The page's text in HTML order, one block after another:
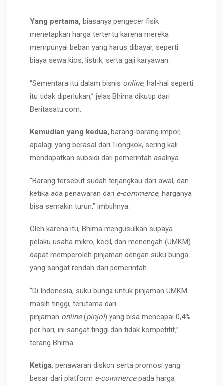
Yang pertama, biasanya pengecer fisik
menetapkan harga tertentu karena mereka
mempunyai beban yang harus dibayar, seperti
biaya sewa kios, listrik, serta gaji karyawan.
“Sementara itu dalam bisnis online, hal-hal seperti
itu tidak diperlukan,” jelas Bhima dikutip dari
Beritasatu.com.
Kemudian yang kedua, barang-barang impor,
apalagi yang berasal dari Tiongkok, sering kali
mendapatkan subsidi dari pemerintah asalnya.
“Barang tersebut sudah terjangkau dari awal, dan
ketika ada penawaran dari e-commerce, harganya
bisa semakin turun,” imbuhnya.
Oleh karena itu, Bhima mengusulkan supaya
pelaku usaha mikro, kecil, dan menengah (UMKM)
dapat memperoleh pinjaman dengan suku bunga
yang sangat rendah dari pemerintah.
“Di Indonesia, suku bunga untuk pinjaman UMKM
masih tinggi, terutama dari
pinjaman online(pinjol) yang bisa mencapai 0,4%
per hari, ini sangat tinggi dan tidak kompetitif,”
terang Bhima.
Ketiga, penawaran diskon serta promosi yang
besar dari platform e-commercepada harga